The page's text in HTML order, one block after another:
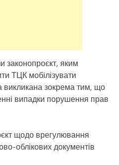
законопроєкт, яким
ТЦК мобілізувати
зокрема тим, що
випадки порушення прав
щодо врегулювання
облікових документів